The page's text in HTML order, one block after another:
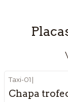
Taxi-01 |
Chapa